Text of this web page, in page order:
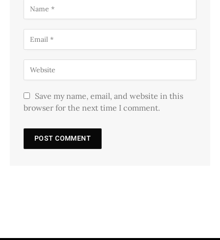
Save my name, email, and website in this
browser for the next time I comment.